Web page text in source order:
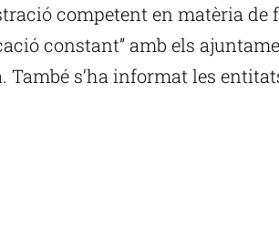
competent en matèria de
constant” amb els
També s’ha informat les